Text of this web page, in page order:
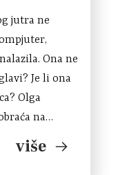
jutra ne
Ona ne
Je li ona
Olga
na
Olga
više